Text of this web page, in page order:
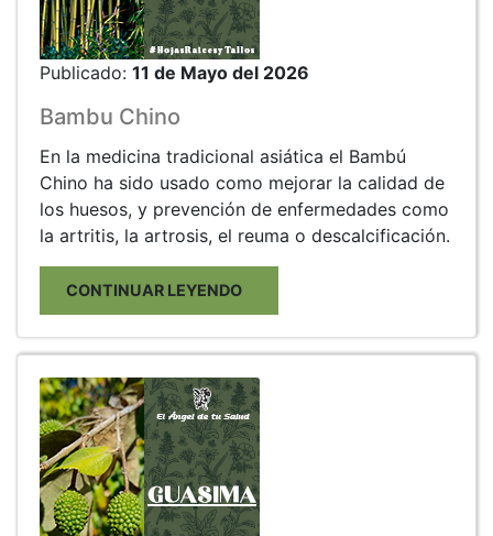
Publicado: 11 de Mayo del 2026
Bambu Chino
En la medicina tradicional asiática el Bambú
Chino ha sido usado como mejorar la calidad de
los huesos, y prevención de enfermedades como
la artritis, la artrosis, el reuma o descalcificación.
CONTINUAR LEYENDO